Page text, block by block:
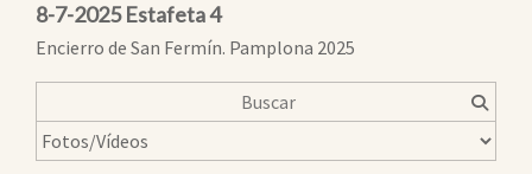
8-7-2025 Estafeta 4
Encierro de San Fermín. Pamplona 2025